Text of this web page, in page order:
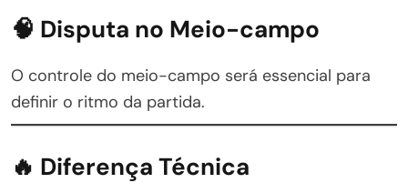
🧠 Disputa no Meio-campo
O controle do meio-campo será essencial para
definir o ritmo da partida.
🔥 Diferença Técnica